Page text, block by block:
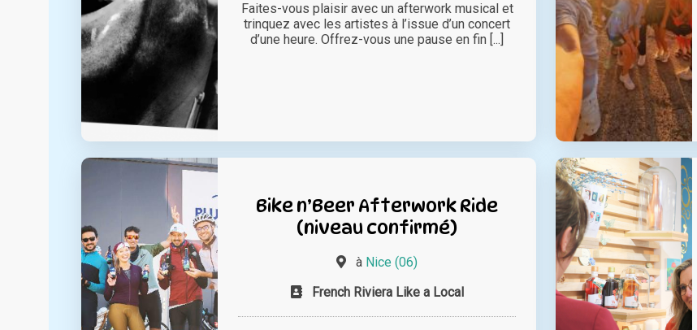
Faites-vous plaisir avec un afterwork musical et
trinquez avec les artistes à l’issue d’un concert
d’une heure. Offrez-vous une pause en fin [...]
Bike n’Beer Afterwork Ride
(niveau confirmé)
à Nice (06)
French Riviera Like a Local